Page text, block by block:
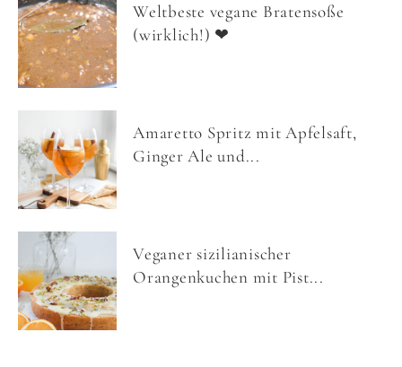
Weltbeste vegane Bratensoße
(wirklich!) ❤
Amaretto Spritz mit Apfelsaft,
Ginger Ale und...
Veganer sizilianischer
Orangenkuchen mit Pist...